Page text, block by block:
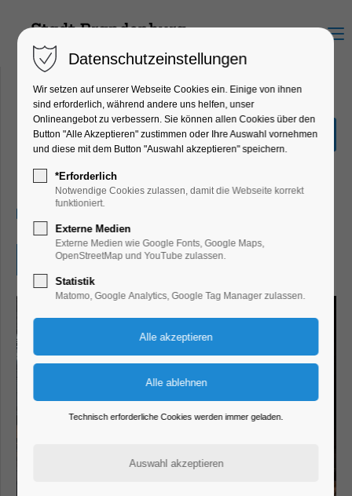
Menu
Beauty of Steel: Viktor
Mácha|Industriefotografie
Ausstellung
Eintritt frei
Datenschutzeinstellungen
Wir setzen auf unserer Webseite Cookies ein. Einige von ihnen
sind erforderlich, während andere uns helfen, unser
Onlineangebot zu verbessern. Sie können allen Cookies über den
Button "Alle Akzeptieren" zustimmen oder Ihre Auswahl vornehmen
und diese mit dem Button "Auswahl akzeptieren" speichern.
*Erforderlich
Notwendige Cookies zulassen, damit die Webseite korrekt
funktioniert.
Externe Medien
Externe Medien wie Google Fonts, Google Maps,
OpenStreetMap und YouTube zulassen.
Statistik
Matomo, Google Analytics, Google Tag Manager zulassen.
Technisch erforderliche Cookies werden immer geladen.